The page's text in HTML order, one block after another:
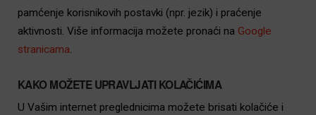
pamćenje korisnikovih postavki (npr. jezik) i praćenje
aktivnosti. Više informacija možete pronaći na Google
stranicama.
KAKO MOŽETE UPRAVLJATI KOLAČIĆIMA
U Vašim internet preglednicima možete brisati kolačiće i